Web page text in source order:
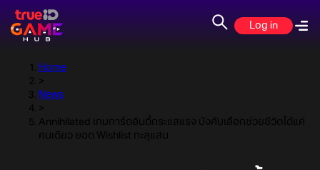
Log in
Home
>
News
>
Annihilated เกมการ์ดอินดี้กระแสแรง บังคับเลือกช่วยชีวิตได้แค่
คนเดียว ยอด Wishlist ทะลุแสน